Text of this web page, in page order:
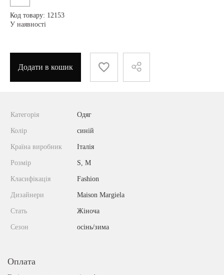
Код товару: 12153
У наявності
Додати в кошик
Категорія Одяг
Колір синій
Країна виробник Італія
Розмір S, M
Класифікація Fashion
Дизайнери Maison Margiela
Стать Жіноча
Сезон осінь/зима
Оплата